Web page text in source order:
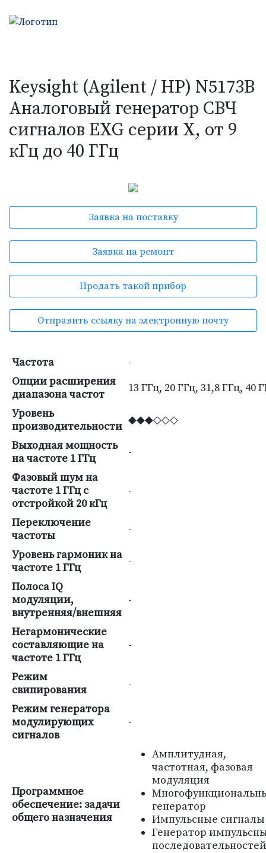
Keysight (Agilent / HP) N5173B
Аналоговый генератор СВЧ
сигналов EXG серии X, от 9
кГц до 40 ГГц
Заявка на поставку
Заявка на ремонт
Продать такой прибор
Отправить ссылку на электронную почту
Частота
-
Опции расширения
диапазона частот
13 ГГц, 20 ГГц, 31,8 ГГц, 40
Уровень
производительности ◆◆◆◇◇◇
Выходная мощность
на частоте 1 ГГц
-
Фазовый шум на
частоте 1 ГГц с
отстройкой 20 кГц
-
Переключение
частоты
-
Уровень гармоник на
частоте 1 ГГц
-
Полоса IQ
модуляции,
внутренняя/внешняя
-
Негармонические
составляющие на
частоте 1 ГГц
-
Режим
свипирования
-
Режим генератора
модулирующих
сигналов
-
Программное
обеспечение: задачи
общего назначения
Амплитудная,
частотная, фазовая
модуляция
генератор
Импульсные сигналы
Генератор
последовательностей